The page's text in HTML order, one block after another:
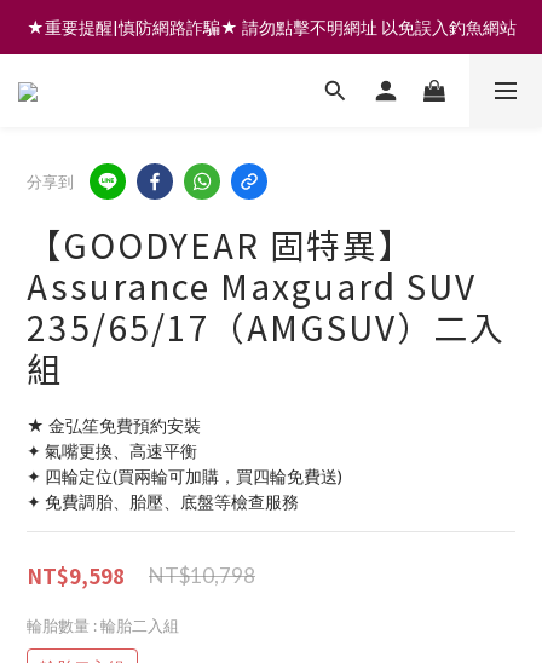
註冊會員享200元購物金 | 全館滿999免運 | 可門市取貨/安裝
★重要提醒|慎防網路詐騙★ 請勿點擊不明網址 以免誤入釣魚網站
註冊會員享200元購物金 | 全館滿999免運 | 可門市取貨/安裝
分享到
【GOODYEAR 固特異】
Assurance Maxguard SUV
235/65/17（AMGSUV）二入
組
★ 金弘笙免費預約安裝
✦ 氣嘴更換、高速平衡
✦ 四輪定位(買兩輪可加購，買四輪免費送)
✦ 免費調胎、胎壓、底盤等檢查服務
NT$10,798
NT$9,598
輪胎數量 : 輪胎二入組